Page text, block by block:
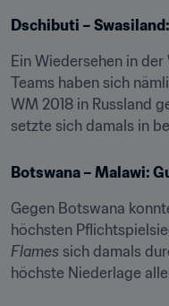
Dschibuti –
Ein Wiedersehen in
Teams haben sich
WM 2018 in Russland
setzte sich damals in
Botswana – Malawi:
Gegen Botswana
Flames sich damals
höchste Niederlage